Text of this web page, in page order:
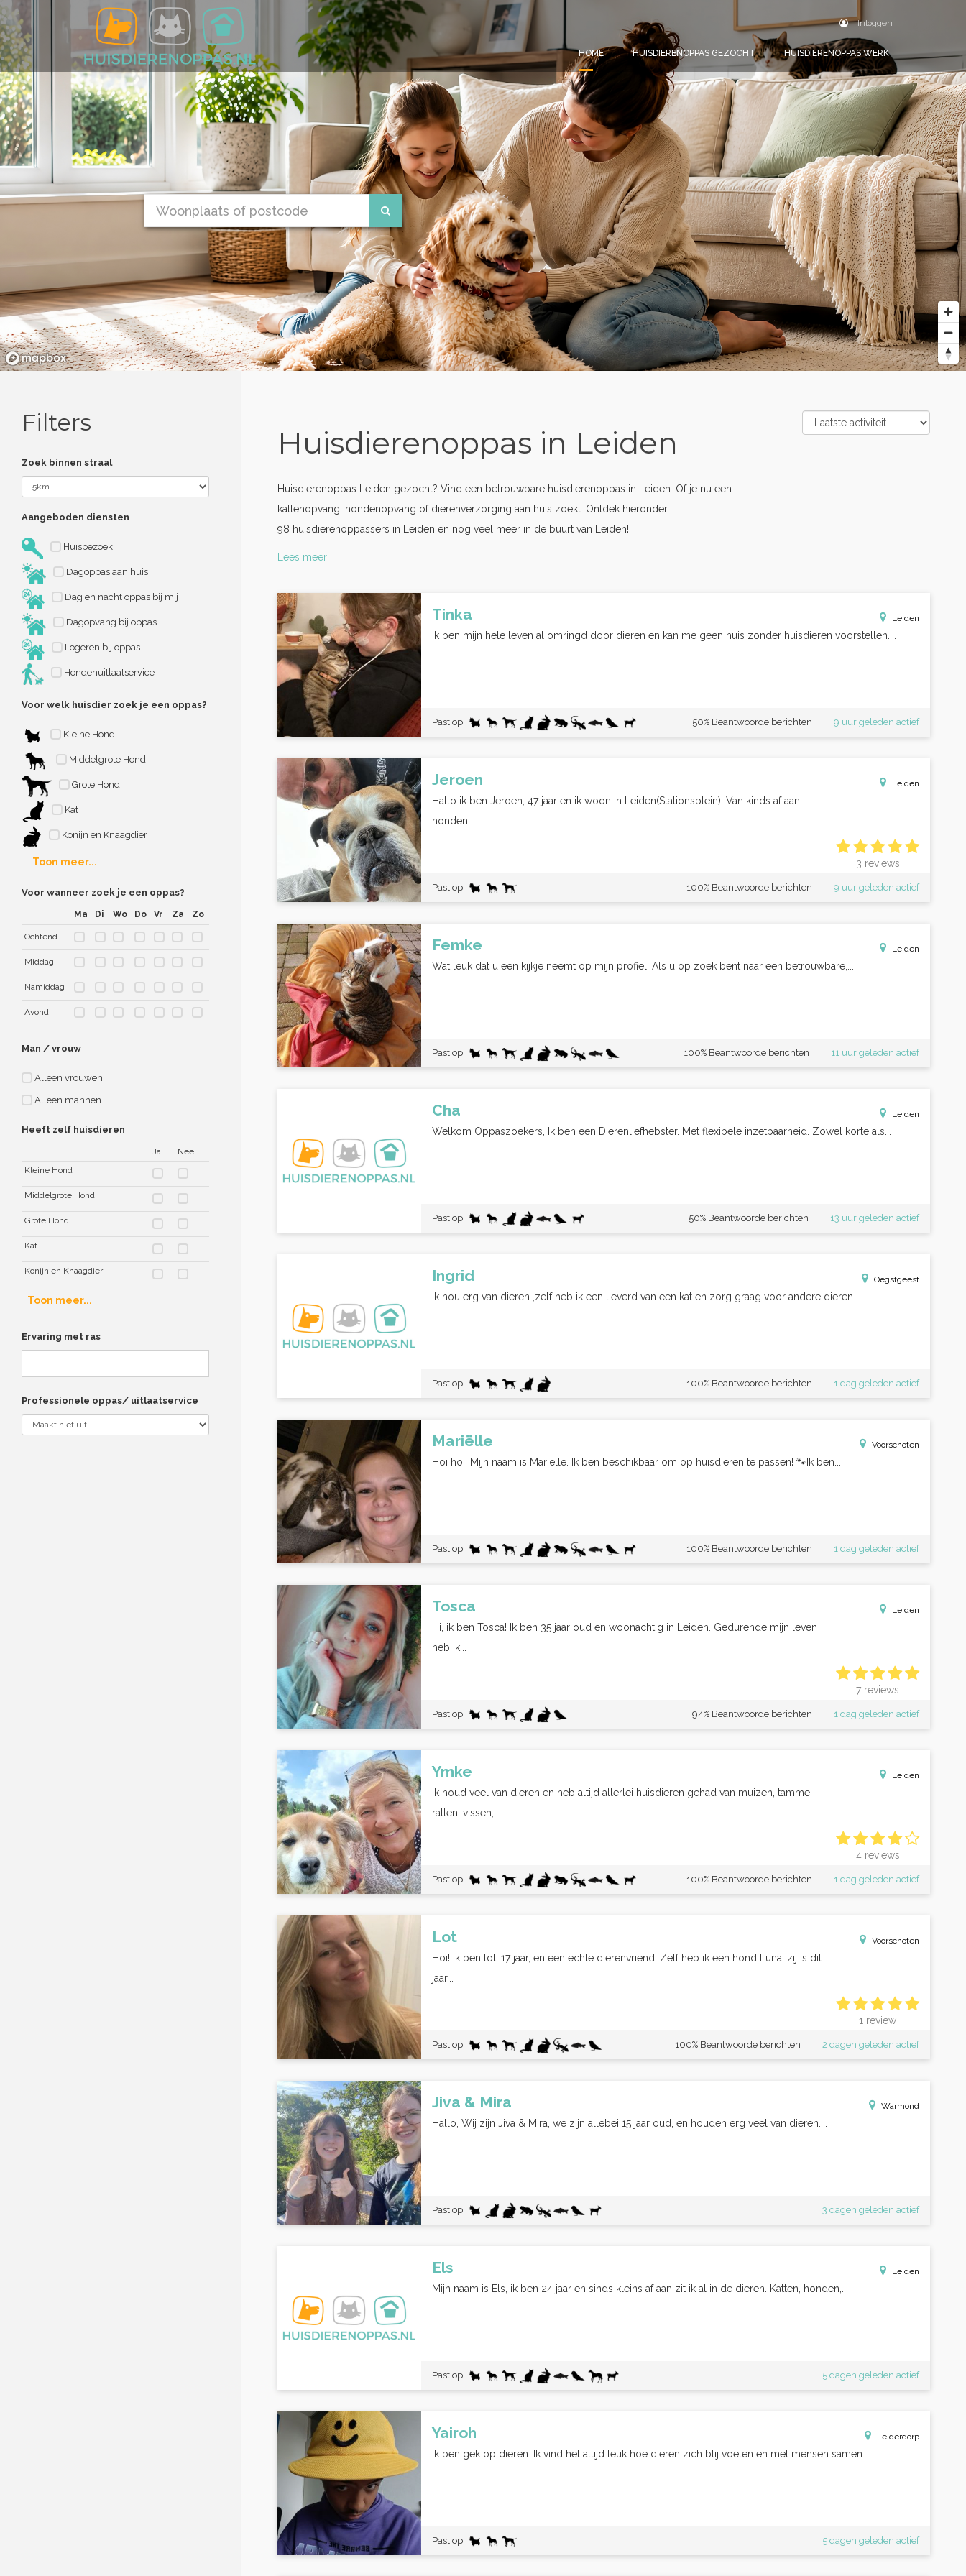
Inloggen
HOME HUISDIERENOPPAS GEZOCHT HUISDIERENOPPAS WERK
Filters
Zoek binnen straal
Aangeboden diensten
Huisbezoek
Dagoppas aan huis
Dag en nacht oppas bij mij
Dagopvang bij oppas
Logeren bij oppas
Hondenuitlaatservice
Voor welk huisdier zoek je een oppas?
Kleine Hond
Middelgrote Hond
Grote Hond
Kat
Konijn en Knaagdier
Toon meer...
Voor wanneer zoek je een oppas?
Ma Di Wo Do Vr Za Zo
Ochtend
Middag
Namiddag
Avond
Man / vrouw
Alleen vrouwen
Alleen mannen
Heeft zelf huisdieren
Ja
Nee
Kleine Hond
Middelgrote Hond
Grote Hond
Kat
Konijn en Knaagdier
Toon meer...
Ervaring met ras
Professionele oppas/ uitlaatservice
Huisdierenoppas in Leiden
Huisdierenoppas Leiden gezocht? Vind een betrouwbare huisdierenoppas in Leiden. Of je nu een
kattenopvang, hondenopvang of dierenverzorging aan huis zoekt. Ontdek hieronder
98 huisdierenoppassers in Leiden en nog veel meer in de buurt van Leiden!
Lees meer
Tinka Leiden
Ik ben mijn hele leven al omringd door dieren en kan me geen huis zonder huisdieren voorstellen....
Past op: 9 uur geleden actief
50% Beantwoorde berichten
Jeroen Leiden
3 reviews
Hallo ik ben Jeroen, 47 jaar en ik woon in Leiden(Stationsplein). Van kinds af aan
honden...
Past op: 9 uur geleden actief
100% Beantwoorde berichten
Femke Leiden
Wat leuk dat u een kijkje neemt op mijn profiel. Als u op zoek bent naar een betrouwbare,...
Past op: 11 uur geleden actief
100% Beantwoorde berichten
Cha Leiden
Welkom Oppaszoekers, Ik ben een Dierenliefhebster. Met flexibele inzetbaarheid. Zowel korte als...
Past op: 13 uur geleden actief
50% Beantwoorde berichten
Ingrid Oegstgeest
Ik hou erg van dieren ,zelf heb ik een lieverd van een kat en zorg graag voor andere dieren.
Past op: 1 dag geleden actief
100% Beantwoorde berichten
Mariëlle Voorschoten
Hoi hoi, Mijn naam is Mariëlle. Ik ben beschikbaar om op huisdieren te passen! 🐾Ik ben...
Past op: 1 dag geleden actief
100% Beantwoorde berichten
Tosca Leiden
7 reviews
Hi, ik ben Tosca! Ik ben 35 jaar oud en woonachtig in Leiden. Gedurende mijn leven
heb ik...
Past op: 1 dag geleden actief
94% Beantwoorde berichten
Ymke Leiden
4 reviews
Ik houd veel van dieren en heb altijd allerlei huisdieren gehad van muizen, tamme
ratten, vissen,...
Past op: 1 dag geleden actief
100% Beantwoorde berichten
Lot Voorschoten
1 review
Hoi! Ik ben lot. 17 jaar, en een echte dierenvriend. Zelf heb ik een hond Luna, zij is dit
jaar...
Past op: 2 dagen geleden actief
100% Beantwoorde berichten
Jiva & Mira Warmond
Hallo, Wij zijn Jiva & Mira, we zijn allebei 15 jaar oud, en houden erg veel van dieren....
Past op: 3 dagen geleden actief
Els Leiden
Mijn naam is Els, ik ben 24 jaar en sinds kleins af aan zit ik al in de dieren. Katten, honden,...
Past op: 5 dagen geleden actief
Yairoh Leiderdorp
Ik ben gek op dieren. Ik vind het altijd leuk hoe dieren zich blij voelen en met mensen samen...
Past op: 5 dagen geleden actief